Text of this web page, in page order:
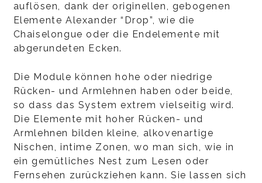
auflösen, dank der originellen, gebogenen
Elemente Alexander “Drop”, wie die
Chaiselongue oder die Endelemente mit
abgerundeten Ecken.
Die Module können hohe oder niedrige
Rücken- und Armlehnen haben oder beide,
so dass das System extrem vielseitig wird.
Die Elemente mit hoher Rücken- und
Armlehnen bilden kleine, alkovenartige
Nischen, intime Zonen, wo man sich, wie in
ein gemütliches Nest zum Lesen oder
Fernsehen zurückziehen kann. Sie lassen sich